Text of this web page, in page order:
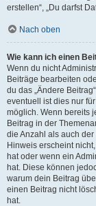
erstellen“, „Du darfst
Nach oben
Wie kann ich einen
Wenn du nicht
Beiträge bearbeiten
du das „Ändere
eventuell ist dies nur
möglich. Wenn bereits
Beitrag in der
die Anzahl als auch
Hinweis erscheint
hat oder wenn ein
hat. Diese können
warum dein Beitrag
einen Beitrag nicht
hat.